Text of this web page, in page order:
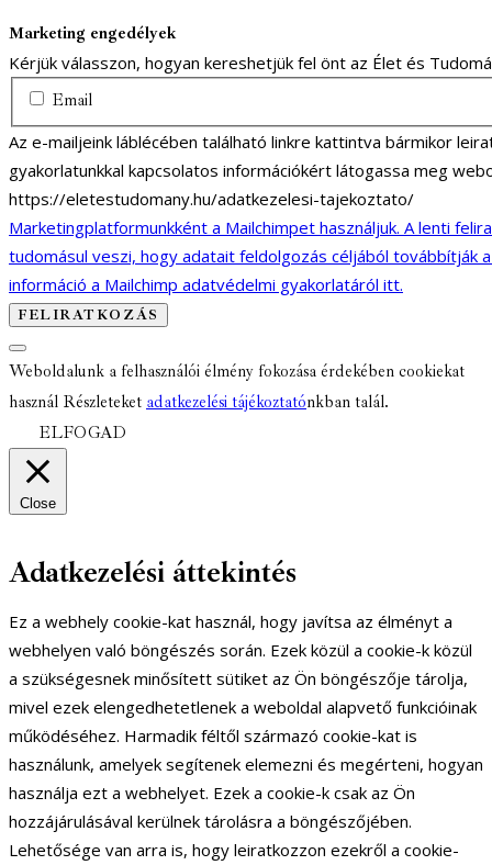
Marketing engedélyek
Kérjük válasszon, hogyan kereshetjük fel önt az Élet és
Email
Az e-mailjeink láblécében található linkre kattintva bármikor
gyakorlatunkkal kapcsolatos információkért látogassa meg
https://eletestudomany.hu/adatkezelesi-tajekoztato/
Marketingplatformunkként a Mailchimpet használjuk. A lenti
tudomásul veszi, hogy adatait feldolgozás céljából továbbítják
információ a Mailchimp adatvédelmi gyakorlatáról itt.
Weboldalunk a felhasználói élmény fokozása érdekében cookiekat
használ Részleteket adatkezelési tájékoztatónkban talál.
ELFOGAD
Close
Adatkezelési áttekintés
Ez a webhely cookie-kat használ, hogy javítsa az élményt a
webhelyen való böngészés során. Ezek közül a cookie-k közül
a szükségesnek minősített sütiket az Ön böngészője tárolja,
mivel ezek elengedhetetlenek a weboldal alapvető funkcióinak
működéséhez. Harmadik féltől származó cookie-kat is
használunk, amelyek segítenek elemezni és megérteni, hogyan
használja ezt a webhelyet. Ezek a cookie-k csak az Ön
hozzájárulásával kerülnek tárolásra a böngészőjében.
Lehetősége van arra is, hogy leiratkozzon ezekről a cookie-